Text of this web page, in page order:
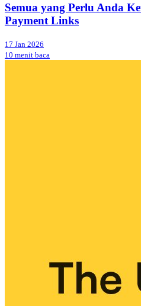
Semua yang Perlu Anda
Payment Links
17 Jan 2026
10 menit baca